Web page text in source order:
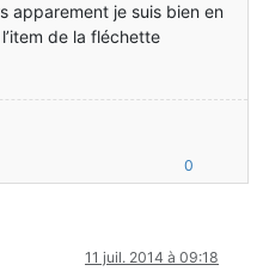
apparement je suis bien en
de la fléchette
0
11 juil. 2014 à 09:18